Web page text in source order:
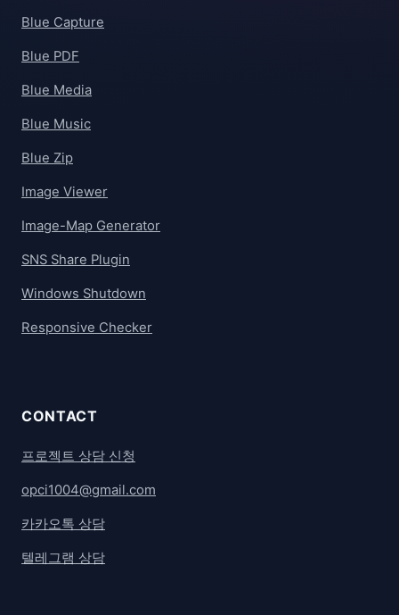
Blue Capture
Blue PDF
Blue Media
Blue Music
Blue Zip
Image Viewer
Image-Map Generator
SNS Share Plugin
Windows Shutdown
Responsive Checker
CONTACT
프로젝트 상담 신청
opci1004@gmail.com
카카오톡 상담
텔레그램 상담